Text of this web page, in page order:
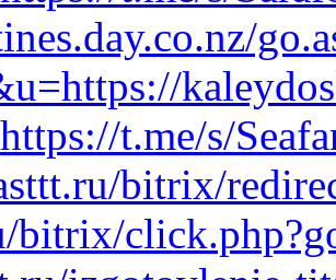
t.me/s/
bitrix/
bitrix/